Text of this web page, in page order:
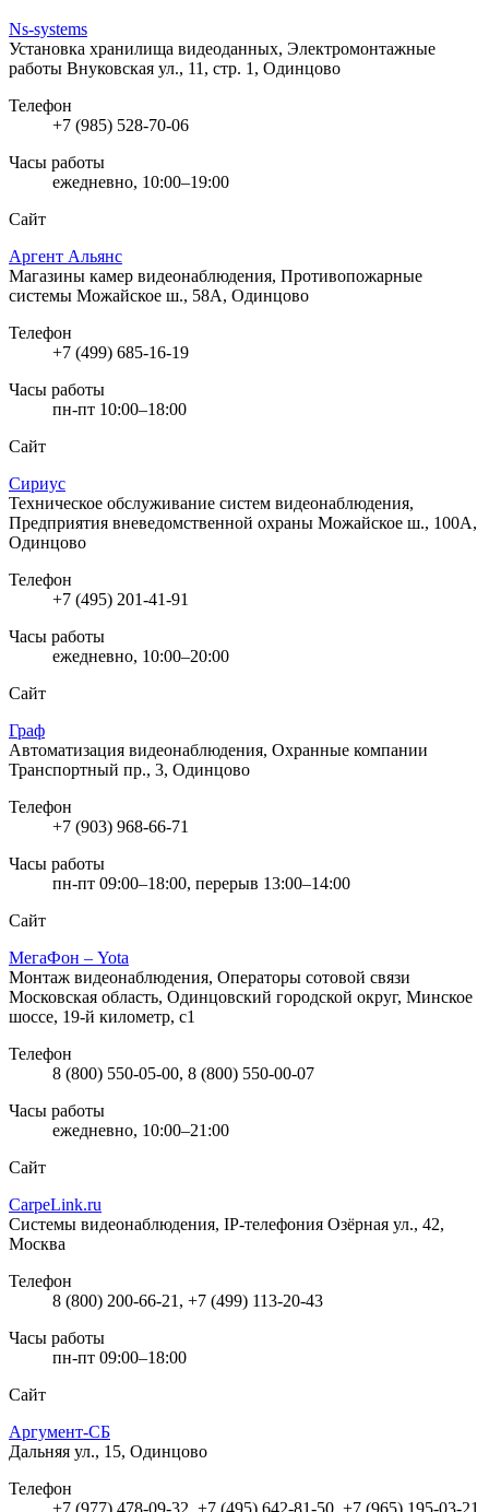
Ns-systems
Установка хранилища видеоданных, Электромонтажные
работы Внуковская ул., 11, стр. 1, Одинцово
Телефон
+7 (985) 528-70-06
Часы работы
ежедневно, 10:00–19:00
Сайт
Аргент Альянс
Магазины камер видеонаблюдения, Противопожарные
системы Можайское ш., 58А, Одинцово
Телефон
+7 (499) 685-16-19
Часы работы
пн-пт 10:00–18:00
Сайт
Сириус
Техническое обслуживание систем видеонаблюдения,
Предприятия вневедомственной охраны Можайское ш., 100А,
Одинцово
Телефон
+7 (495) 201-41-91
Часы работы
ежедневно, 10:00–20:00
Сайт
Граф
Автоматизация видеонаблюдения, Охранные компании
Транспортный пр., 3, Одинцово
Телефон
+7 (903) 968-66-71
Часы работы
пн-пт 09:00–18:00, перерыв 13:00–14:00
Сайт
МегаФон – Yota
Монтаж видеонаблюдения, Операторы сотовой связи
Московская область, Одинцовский городской округ, Минское
шоссе, 19-й километр, с1
Телефон
8 (800) 550-05-00, 8 (800) 550-00-07
Часы работы
ежедневно, 10:00–21:00
Сайт
CarpeLink.ru
Системы видеонаблюдения, IP-телефония Озёрная ул., 42,
Москва
Телефон
8 (800) 200-66-21, +7 (499) 113-20-43
Часы работы
пн-пт 09:00–18:00
Сайт
Аргумент-СБ
Дальняя ул., 15, Одинцово
Телефон
+7 (977) 478-09-32, +7 (495) 642-81-50, +7 (965) 195-03-21